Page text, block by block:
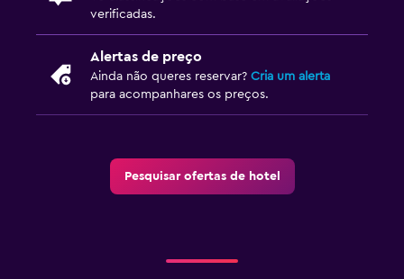
verificadas.
Alertas de preço
Ainda não queres reservar? Cria um alerta
para acompanhares os preços.
Pesquisar ofertas de hotel